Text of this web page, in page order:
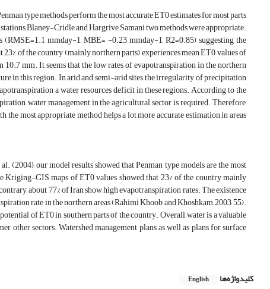
type methods perform the most accurate ET0 estimates for most parts
Blaney-Cridle and Hargrive Samani two methods were appropriate.
mmday-1, MBE= -0.23 mmday-1, R2=0.85) suggesting the
of the country (mainly northern parts) experiences mean ET0 values of
mm. It seems that the low rates of evapotranspiration in the northern
in this region. In arid and semi-arid sites, the irregularity of precipitation
a water resources deficit in these regions. According to the
water management in the agricultural sector is required. Therefore,
most appropriate method helps a lot more accurate estimation in areas
(2004), our model results showed that Penman type models are the most
GIS maps of ET0 values showed that 23% of the country mainly
about 77% of Iran show high evapotranspiration rates. The existence
rate in the northern areas (Rahimi Khoob and Khoshkam, 2003, 55).
of ET0 in southern parts of the country. Overall, water is a valuable
sectors. Watershed management plans as well as plans for surface
کلیدواژه‌ها English